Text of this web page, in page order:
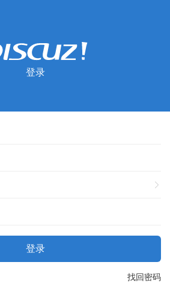
登录
登录
找回密码